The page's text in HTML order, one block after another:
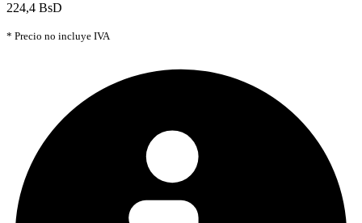
224,4 BsD
* Precio no incluye IVA